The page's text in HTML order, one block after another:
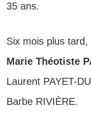
35 ans.
Six mois plus
Marie Théotiste
Laurent PAYET-
Barbe RIVIÈRE.